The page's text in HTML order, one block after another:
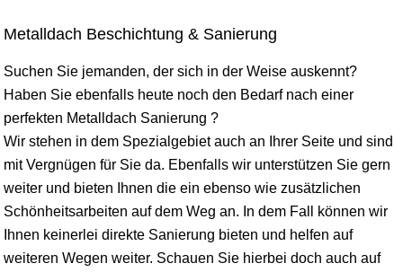
Metalldach Beschichtung & Sanierung
Suchen Sie jemanden, der sich in der Weise auskennt?
Haben Sie ebenfalls heute noch den Bedarf nach einer
perfekten Metalldach Sanierung ?
Wir stehen in dem Spezialgebiet auch an Ihrer Seite und sind
mit Vergnügen für Sie da. Ebenfalls wir unterstützen Sie gern
weiter und bieten Ihnen die ein ebenso wie zusätzlichen
Schönheitsarbeiten auf dem Weg an. In dem Fall können wir
Ihnen keinerlei direkte Sanierung bieten und helfen auf
weiteren Wegen weiter. Schauen Sie hierbei doch auch auf